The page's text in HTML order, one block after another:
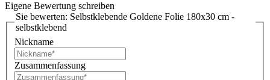
Eigene Bewertung schreiben
Sie bewerten: Selbstklebende Goldene Folie 180x30 cm -
selbstklebend
Nickname
Zusammenfassung